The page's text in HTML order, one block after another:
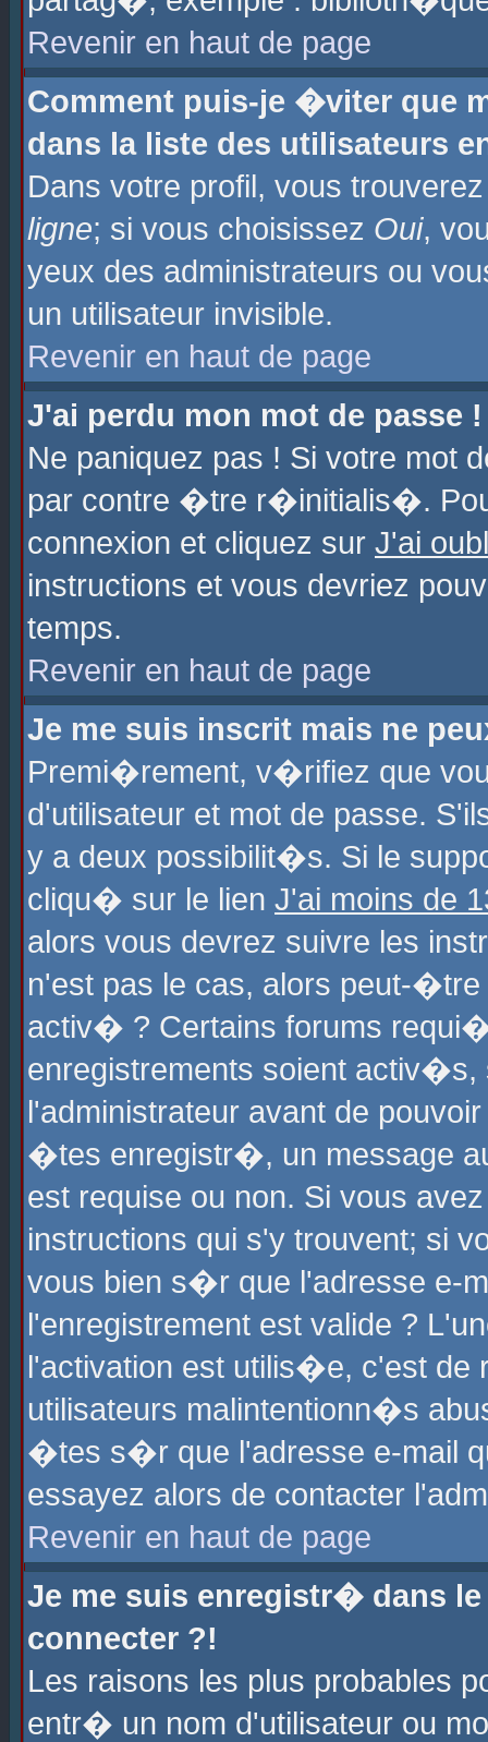
Revenir en haut de page
Comment puis-je �viter que
dans la liste des utilisateurs
Dans votre profil, vous
ligne; si vous choisissez Oui,
yeux des administrateurs ou
un utilisateur invisible.
Revenir en haut de page
J'ai perdu mon mot de passe !
Ne paniquez pas ! Si votre
par contre �tre r�initialis�.
connexion et cliquez sur J'ai
instructions et vous devriez
temps.
Revenir en haut de page
Je me suis inscrit mais ne
Premi�rement, v�rifiez que
d'utilisateur et mot de passe.
y a deux possibilit�s. Si le
cliqu� sur le lien J'ai moins de
alors vous devrez suivre les
n'est pas le cas, alors peut-
activ� ? Certains forums
enregistrements soient
l'administrateur avant de
�tes enregistr�, un message
est requise ou non. Si vous
instructions qui s'y trouvent; si
vous bien s�r que l'adresse e-
l'enregistrement est valide ?
l'activation est utilis�e, c'est
utilisateurs malintentionn�s
�tes s�r que l'adresse e-mail
essayez alors de contacter
Revenir en haut de page
Je me suis enregistr� dans
connecter ?!
Les raisons les plus probables
entr� un nom d'utilisateur ou